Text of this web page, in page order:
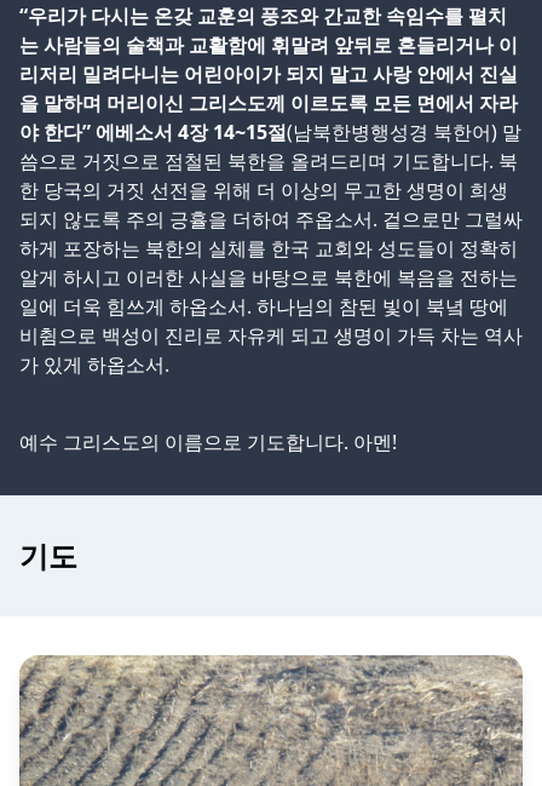
“우리가 다시는 온갖 교훈의 풍조와 간교한 속임수를 펼치
는 사람들의 술책과 교활함에 휘말려 앞뒤로 흔들리거나 이
리저리 밀려다니는 어린아이가 되지 말고 사랑 안에서 진실
을 말하며 머리이신 그리스도께 이르도록 모든 면에서 자라
야 한다” 에베소서 4장 14~15절(남북한병행성경 북한어) 말
씀으로 거짓으로 점철된 북한을 올려드리며 기도합니다. 북
한 당국의 거짓 선전을 위해 더 이상의 무고한 생명이 희생
되지 않도록 주의 긍휼을 더하여 주옵소서. 겉으로만 그럴싸
하게 포장하는 북한의 실체를 한국 교회와 성도들이 정확히
알게 하시고 이러한 사실을 바탕으로 북한에 복음을 전하는
일에 더욱 힘쓰게 하옵소서. 하나님의 참된 빛이 북녘 땅에
비췸으로 백성이 진리로 자유케 되고 생명이 가득 차는 역사
가 있게 하옵소서.
예수 그리스도의 이름으로 기도합니다. 아멘!
기도